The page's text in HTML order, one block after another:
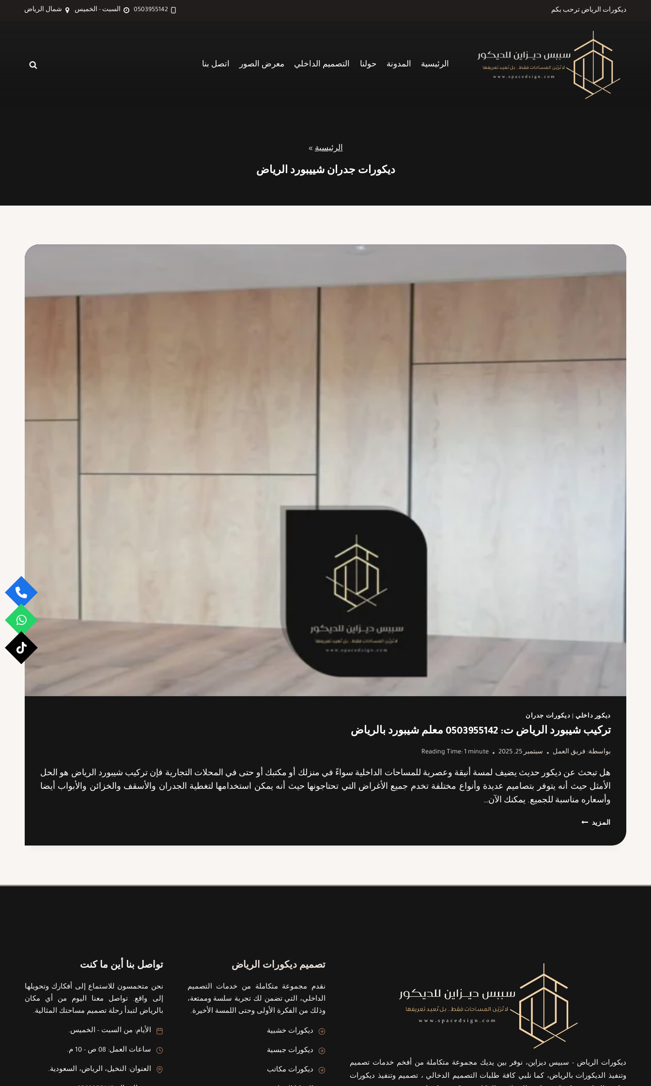
ديكورات الرياض ترحب بكم 0503955142 السبت - الخميس شمال الرياض
الرئيسية المدونة حولنا التصميم الداخلي معرض الصور اتصل بنا
الرئيسية»
ديكورات جدران شييبورد الرياض
ديكور داخلي| ديكورات جدران
تركيب شيبورد الرياض ت: 0503955142 معلم شيبورد بالرياض
بواسطة: فريق العمل سبتمبر 25, 2025 Reading Time:1 minute
هل تبحث عن ديكور حديث يضيف لمسة أنيقة وعصرية للمساحات الداخلية سواءً في منزلك أو مكتبك أو حتى في المحلات التجارية فإن تركيب شيبورد الرياض هو الحل
الأمثل حيث أنه يتوفر بتصاميم عديدة وأنواع مختلفة تخدم جميع الأغراض التي تحتاجونها حيث أنه يمكن استخدامها لتغطية الجدران والأسقف والخزائن والأبواب أيضا
وأسعاره مناسبة للجميع. يمكنك الآن…
المزيد تركيب
شيبورد
ديكورات الرياض - سبيس ديزاين، نوفر بين يديك مجموعة متكاملة من أفخم خدمات تصميم
وتنفيذ الديكورات بالرياض، كما نلبي كافة طلبات التصميم الدخالي ، تصميم وتنفيذ ديكورات
تصميم ديكورات الرياض
نقدم مجموعة متكاملة من خدمات التصميم
الداخلي، التي تضمن لك تجربة سلسة وممتعة،
وذلك من الفكرة الأولى وحتى اللمسة الأخيرة.
ديكورات خشبية
ديكورات جبسية
ديكورات مكاتب
تواصل بنا أين ما كنت
نحن متحمسون للاستماع إلى أفكارك وتحويلها
إلى واقع. تواصل معنا اليوم من أي مكان
بالرياض لتبدأ رحلة تصميم مساحتك المثالية.
الأيام: من السبت - الخميس.
ساعات العمل: 08 ص - 10 م.
العنوان: النخيل، الرياض، السعودية.